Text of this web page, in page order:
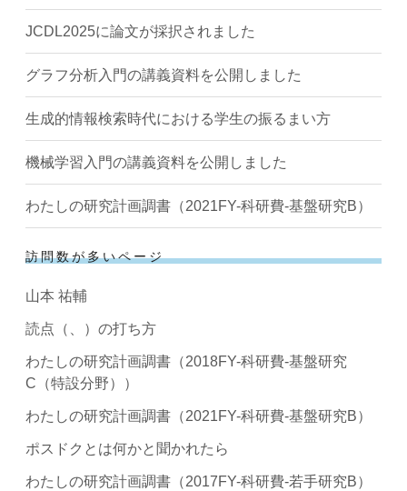
JCDL2025に論文が採択されました
グラフ分析入門の講義資料を公開しました
生成的情報検索時代における学生の振るまい方
機械学習入門の講義資料を公開しました
わたしの研究計画調書（2021FY-科研費-基盤研究B）
訪問数が多いページ
山本 祐輔
読点（、）の打ち方
わたしの研究計画調書（2018FY-科研費-基盤研究
C（特設分野））
わたしの研究計画調書（2021FY-科研費-基盤研究B）
ポスドクとは何かと聞かれたら
わたしの研究計画調書（2017FY-科研費-若手研究B）